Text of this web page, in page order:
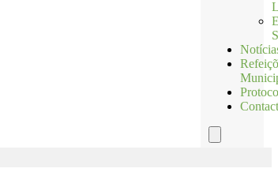
Toggle